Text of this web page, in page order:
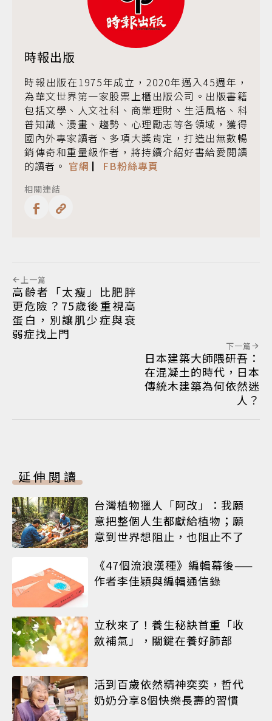
時報出版
時報出版在1975年成立，2020年邁入45週年，
為華文世界第一家股票上櫃出版公司。出版書籍
包括文學、人文社科、商業理財、生活風格、科
普知識、漫畫、趨勢、心理勵志等各領域，獲得
國內外專家讀者、多項大獎肯定，打造出無數暢
銷傳奇和重量級作者，將持續介紹好書給愛閱讀
的讀者。 官網 ▏ FB粉絲專頁
相關連結
上一篇
高齡者「太瘦」比肥胖
更危險？75歲後重視高
蛋白，別讓肌少症與衰
弱症找上門
下一篇
日本建築大師隈研吾：
在混凝土的時代，日本
傳統木建築為何依然迷
人？
延伸閱讀
台灣植物獵人「阿改」：我願
意把整個人生都獻給植物；願
意到世界想阻止，也阻止不了
《47個流浪漢種》編輯幕後——
作者李佳穎與編輯通信錄
立秋來了！養生秘訣首重「收
斂補氣」，關鍵在養好肺部
活到百歲依然精神奕奕，哲代
奶奶分享8個快樂長壽的習慣